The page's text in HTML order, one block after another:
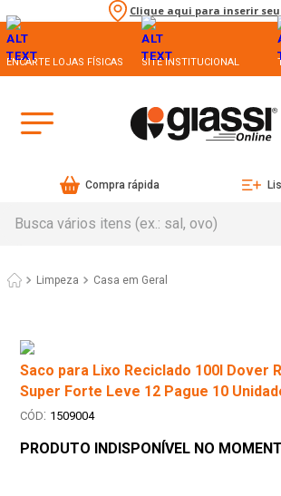
Clique aqui para inserir seu
ENCARTE LOJAS FÍSICAS SITE INSTITUCIONAL
Compra rápida
Limpeza Casa em Geral
Saco para Lixo Reciclado 100l Dover
Super Forte Leve 12 Pague 10
: 1509004
PRODUTO INDISPONÍVEL NO